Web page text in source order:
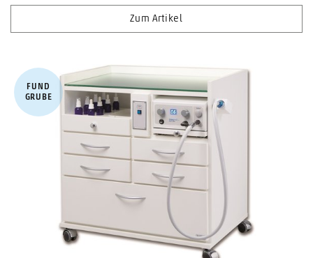
Zum Artikel
FUND​
GRUBE